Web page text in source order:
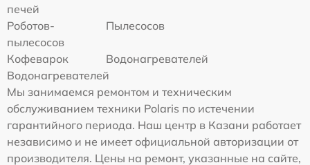
печей
Роботов-
пылесосов
Пылесосов
Кофеварок
Водонагревателей
Водонагревателей
Мы занимаемся ремонтом и техническим
обслуживанием техники Polaris по истечении
гарантийного периода. Наш центр в Казани работает
независимо и не имеет официальной авторизации от
производителя. Цены на ремонт, указанные на сайте,